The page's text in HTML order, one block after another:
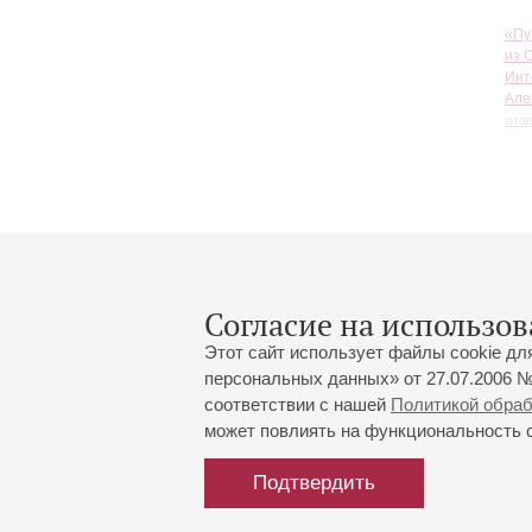
Согласие на
Этот сайт использует файлы cookie
персональных данных» от 27.07.2006
соответствии с нашей Политикой
может повлиять на функциональность
Подтвердить
из
Большой зал:
191186, Санкт-Петербург,
Малый зал:
191011, Санкт-Петербург,